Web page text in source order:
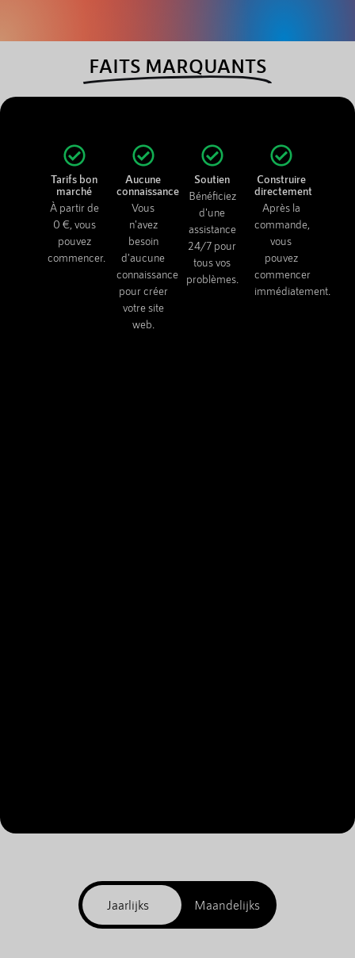
Tarifs bon
marché
À partir de
0 €, vous
pouvez
commencer.
Aucune
connaissance
Vous
n'avez
besoin
d'aucune
connaissance
pour créer
votre site
web.
Soutien
Bénéficiez
d'une
assistance
24/7 pour
tous vos
problèmes.
Construire
directement
Après la
commande,
vous
pouvez
commencer
immédiatement.
FAITS MARQUANTS